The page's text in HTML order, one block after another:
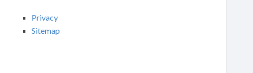
Privacy
Sitemap